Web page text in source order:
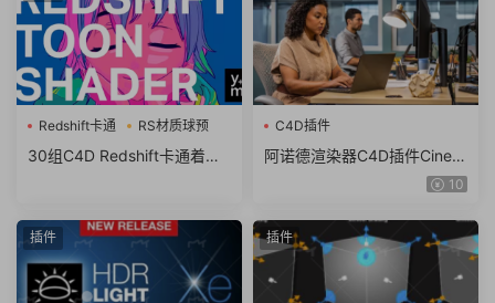
Redshift卡通 RS材质球预
30组C4D Redshift卡通着色
C4D插件
阿诺德渲染器C4D插件Cinem
a 4D To Arnold v4.6.8.1 WI10
插件 插件